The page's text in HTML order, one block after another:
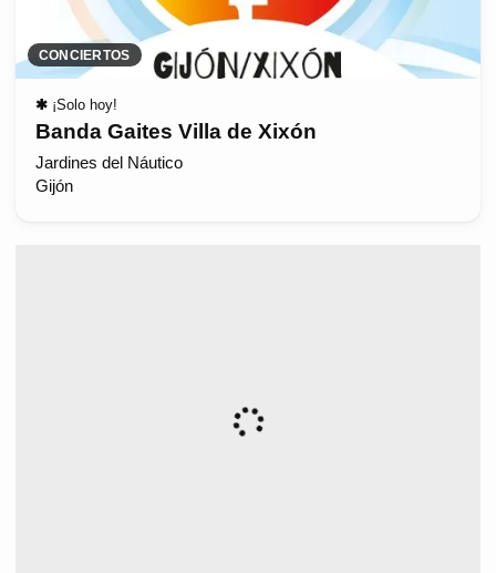
CONCIERTOS
✱ ¡Solo hoy!
Banda Gaites Villa de Xixón
Jardines del Náutico
Gijón